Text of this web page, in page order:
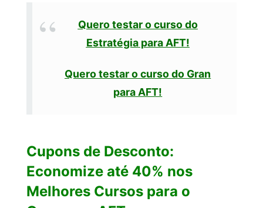
Quero testar o curso do
Estratégia para AFT!
Quero testar o curso do Gran
para AFT!
Cupons de Desconto:
Economize até 40% nos
Melhores Cursos para o